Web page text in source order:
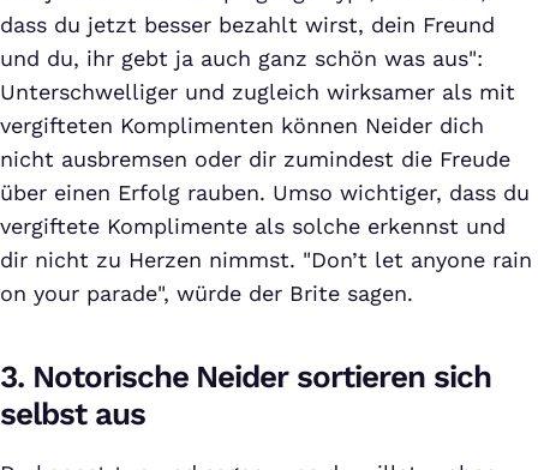
dass du jetzt besser bezahlt wirst, dein Freund
und du, ihr gebt ja auch ganz schön was aus":
Unterschwelliger und zugleich wirksamer als mit
vergifteten Komplimenten können Neider dich
nicht ausbremsen oder dir zumindest die Freude
über einen Erfolg rauben. Umso wichtiger, dass du
vergiftete Komplimente als solche erkennst und
dir nicht zu Herzen nimmst. "Don’t let anyone rain
on your parade", würde der Brite sagen.
3. Notorische Neider sortieren sich
selbst aus